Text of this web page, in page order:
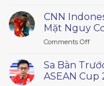
Qua
Vào
Bán
Việt
Trận
Tử
&
Biến
CNN
Mặt Nguy
Comments Offon
Sa Bàn
ASEAN Cup